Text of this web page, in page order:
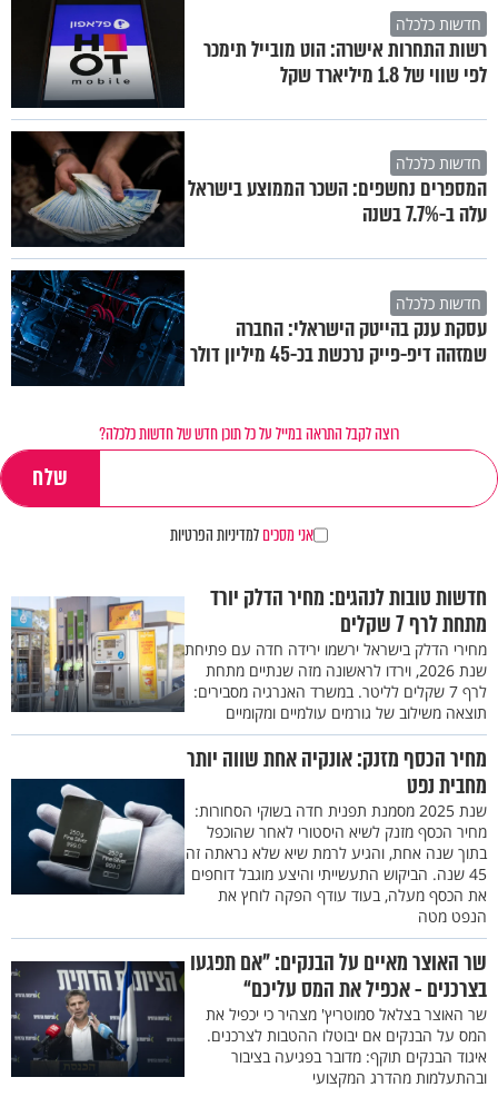
חדשות כלכלה
רשות התחרות אישרה: הוט מובייל תימכר
לפי שווי של 1.8 מיליארד שקל
חדשות כלכלה
המספרים נחשפים: השכר הממוצע בישראל
עלה ב-7.7% בשנה
חדשות כלכלה
עסקת ענק בהייטק הישראלי: החברה
שמזהה דיפ-פייק נרכשת בכ-45 מיליון דולר
רוצה לקבל התראה במייל על כל תוכן חדש של חדשות כלכלה?
אני מסכיםלמדיניות הפרטיות
חדשות טובות לנהגים: מחיר הדלק יורד
מתחת לרף 7 שקלים
מחירי הדלק בישראל ירשמו ירידה חדה עם פתיחת
שנת 2026, וירדו לראשונה מזה שנתיים מתחת
לרף 7 שקלים לליטר. במשרד האנרגיה מסבירים:
תוצאה משילוב של גורמים עולמיים ומקומיים
מחיר הכסף מזנק: אונקיה אחת שווה יותר
מחבית נפט
שנת 2025 מסמנת תפנית חדה בשוקי הסחורות:
מחיר הכסף מזנק לשיא היסטורי לאחר שהוכפל
בתוך שנה אחת, והגיע לרמת שיא שלא נראתה זה
45 שנה. הביקוש התעשייתי והיצע מוגבל דוחפים
את הכסף מעלה, בעוד עודף הפקה לוחץ את
הנפט מטה
שר האוצר מאיים על הבנקים: "אם תפגעו
בצרכנים - אכפיל את המס עליכם“
שר האוצר בצלאל סמוטריץ' מצהיר כי יכפיל את
המס על הבנקים אם יבוטלו ההטבות לצרכנים.
איגוד הבנקים תוקף: מדובר בפגיעה בציבור
ובהתעלמות מהדרג המקצועי